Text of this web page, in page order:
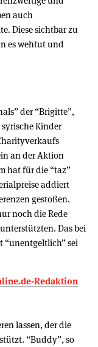
auch
Diese sichtbar zu
es wehtut und
der “Brigitte”,
Kinder
an der Aktion
hat für die “taz”
addiert
gestoßen.
noch die Rede
Das bei
“unentgeltlich” sei
Redaktion
lassen, der die
“Buddy”, so